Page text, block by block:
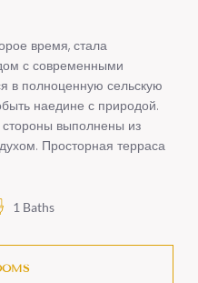
время, стала
с современными
в полноценную сельскую
наедине с природой.
выполнены из
Просторная терраса
1 Baths